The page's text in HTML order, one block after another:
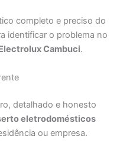
completo e preciso do
identificar o problema no
Cambuci.
detalhado e honesto
eletrodomésticos
ou empresa.